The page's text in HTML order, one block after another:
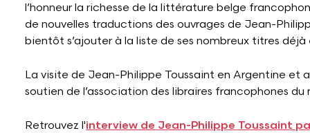
l’honneur la richesse de la littérature belge
de nouvelles traductions des ouvrages de Jean-
bientôt s’ajouter à la liste de ses nombreux titres
La visite de Jean-Philippe Toussaint en Argentine et
soutien de l’association des libraires francophones
Retrouvez l'interview de Jean-Philippe Toussaint